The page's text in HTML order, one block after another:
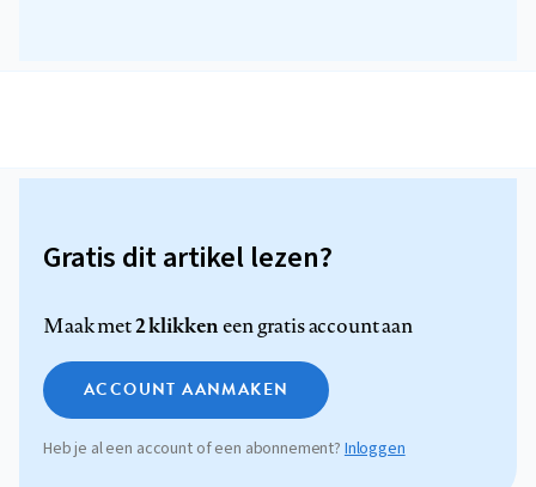
Gratis dit artikel lezen?
Maak met2 klikkeneen gratis account aan
ACCOUNT AANMAKEN
Heb je al een account of een abonnement? Inloggen